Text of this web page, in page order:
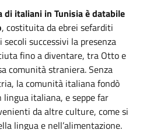
di italiani in Tunisia è databile
, costituita da ebrei sefarditi
successivi la presenza
fino a diventare, tra Otto e
comunità straniera. Senza
la comunità italiana fondò
italiana, e seppe far
da altre culture, come si
lingua e nell’alimentazione.